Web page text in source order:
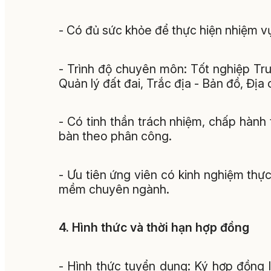
- Có đủ sức khỏe để thực hiện nhiệm
- Trình độ chuyên môn: Tốt nghiệp
Quản lý đất đai, Trắc địa - Bản đồ, Địa
- Có tinh thần trách nhiệm, chấp
bàn theo phân công.
- Ưu tiên ứng viên có kinh nghiệm
mềm chuyên ngành.
4. Hình thức và thời hạn hợp đồng
- Hình thức tuyển dụng: Ký hợp